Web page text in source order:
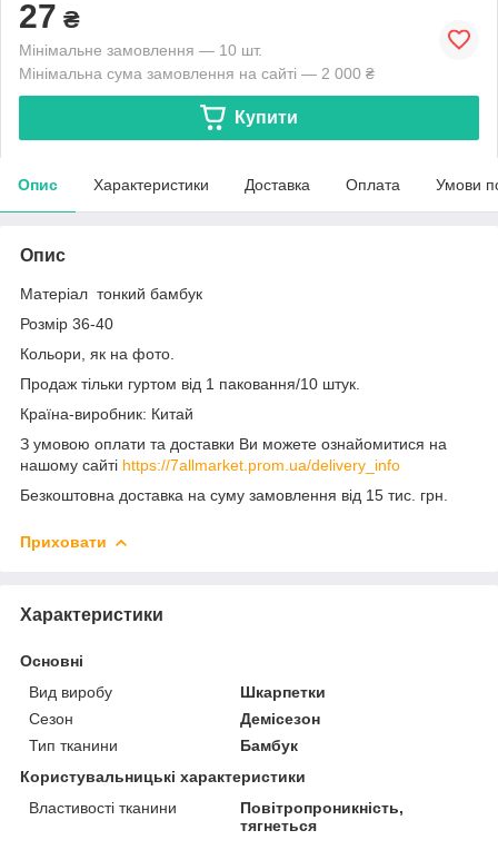
27 ₴
Мінімальне замовлення — 10 шт.
Мінімальна сума замовлення на сайті — 2 000 ₴
Купити
Опис Характеристики Доставка Оплата Умови
Опис
Матеріал тонкий бамбук
Розмір 36-40
Кольори, як на фото.
Продаж тільки гуртом від 1 паковання/10 штук.
Країна-виробник: Китай
З умовою оплати та доставки Ви можете ознайомитися на
нашому сайті https://7allmarket.prom.ua/delivery_info
Безкоштовна доставка на суму замовлення від 15 тис. грн.
Приховати
Характеристики
Основні
Вид виробу
Шкарпетки
Сезон
Демісезон
Тип тканини
Бамбук
Користувальницькі характеристики
Властивості тканини
Повітропроникність,
тягнеться